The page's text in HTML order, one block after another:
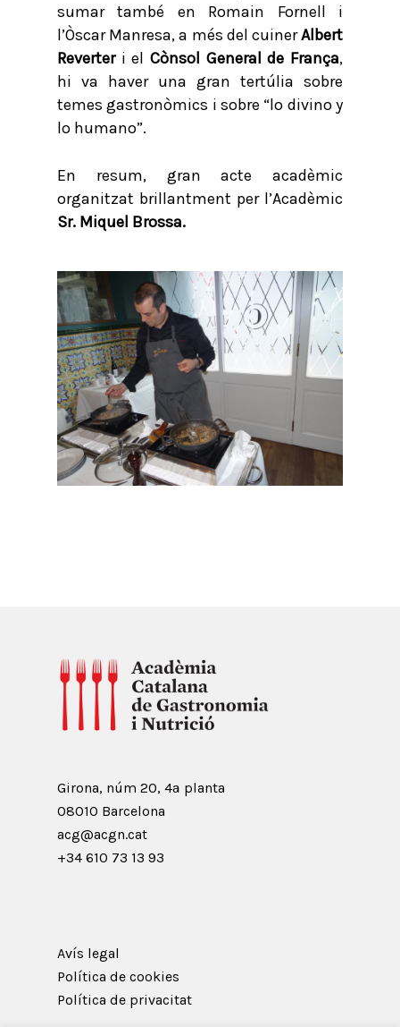
sumar també en Romain Fornell i
l’Òscar Manresa, a més del cuinerAlbert
Reverteri el Cònsol General de França,
hi va haver una gran tertúlia sobre
temes gastronòmics i sobre “lo divino y
lo humano”.
En resum, gran acte acadèmic
organitzat brillantment per l’Acadèmic
Sr. Miquel Brossa.
Girona, núm 20, 4ª planta
08010 Barcelona
acg@acgn.cat
+34 610 73 13 93
Avís legal
Política de cookies
Política de privacitat